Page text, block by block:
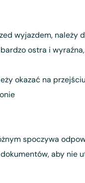
wyjazdem, należy
ostra i
okazać na
spoczywa
aby nie